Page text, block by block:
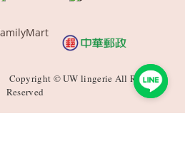
Copyright © UW lingerie All Rights
Reserved